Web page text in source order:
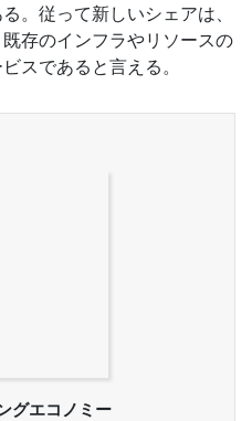
。従って新しいシェアは、
存のインフラやリソースの
スであると言える。
グエコノミー